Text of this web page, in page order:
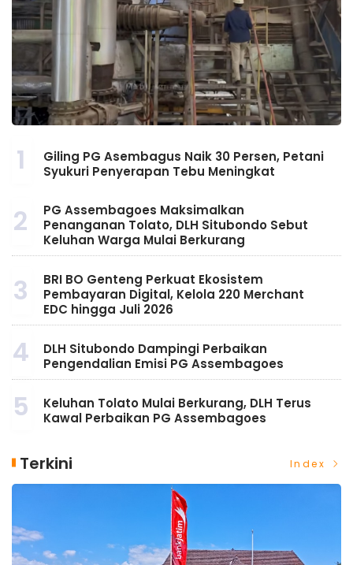
1
Giling PG Asembagus Naik 30 Persen, Petani
Syukuri Penyerapan Tebu Meningkat
2
PG Assembagoes Maksimalkan
Penanganan Tolato, DLH Situbondo Sebut
Keluhan Warga Mulai Berkurang
3
BRI BO Genteng Perkuat Ekosistem
Pembayaran Digital, Kelola 220 Merchant
EDC hingga Juli 2026
4
DLH Situbondo Dampingi Perbaikan
Pengendalian Emisi PG Assembagoes
5
Keluhan Tolato Mulai Berkurang, DLH Terus
Kawal Perbaikan PG Assembagoes
Terkini Index